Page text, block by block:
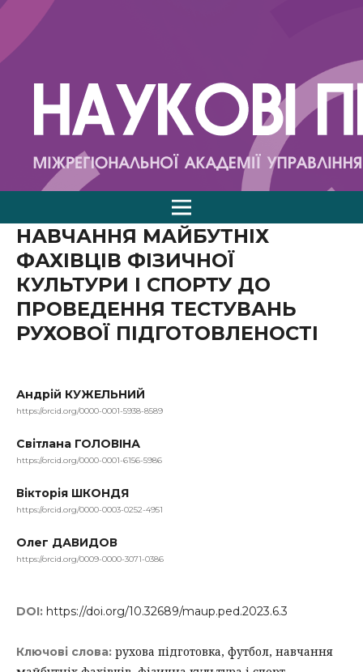
НАВЧАННЯ МАЙБУТНІХ
ФАХІВЦІВ ФІЗИЧНОЇ
КУЛЬТУРИ І СПОРТУ ДО
ПРОВЕДЕННЯ ТЕСТУВАНЬ
РУХОВОЇ ПІДГОТОВЛЕНОСТІ
Андрій КУЖЕЛЬНИЙ
https://orcid.org/0000-0001-5938-8589
Світлана ГОЛОВІНА
https://orcid.org/0000-0001-6156-5986
Вікторія ШКОНДЯ
https://orcid.org/0000-0003-0252-4951
Олег ДАВИДОВ
https://orcid.org/0009-0000-3071-0386
DOI: https://doi.org/10.32689/maup.ped.2023.6.3
Ключові слова: рухова підготовка, футбол, навчання